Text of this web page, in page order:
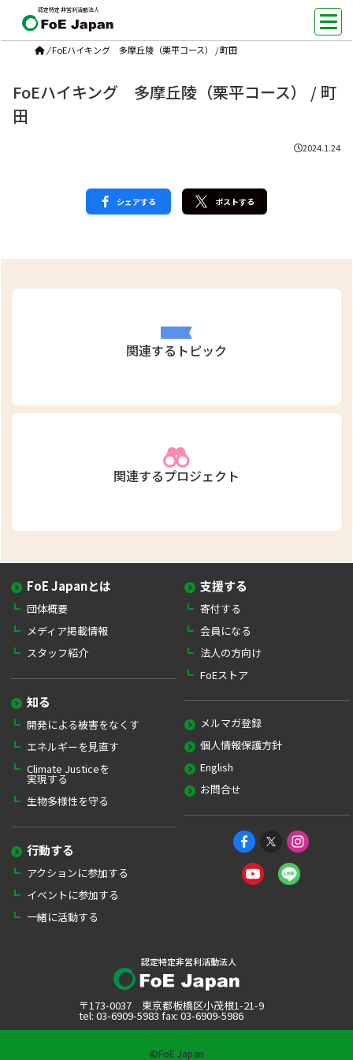
認定特定非営利活動法人
/ FoEハイキング 多摩丘陵（栗平コース） / 町田
FoEハイキング 多摩丘陵（栗平コース） / 町
田
2024.1.24
シェアする ポストする
関連するトピック
関連するプロジェクト
FoE Japanとは
団体概要
メディア掲載情報
スタッフ紹介
知る
開発による被害をなくす
エネルギーを見直す
Climate Justiceを
実現する
生物多様性を守る
行動する
アクションに参加する
イベントに参加する
一緒に活動する
支援する
寄付する
会員になる
法人の方向け
FoEストア
メルマガ登録
個人情報保護方針
English
お問合せ
認定特定非営利活動法人
〒173-0037 東京都板橋区小茂根1-21-9
tel: 03-6909-5983 fax: 03-6909-5986
©FoE Japan